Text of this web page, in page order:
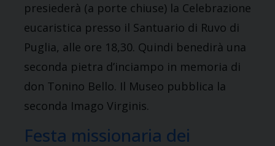
presiederà (a porte chiuse) la Celebrazione
eucaristica presso il Santuario di Ruvo di
Puglia, alle ore 18,30. Quindi benedirà una
seconda pietra d’inciampo in memoria di
don Tonino Bello. Il Museo pubblica la
seconda Imago Virginis.
Festa missionaria dei